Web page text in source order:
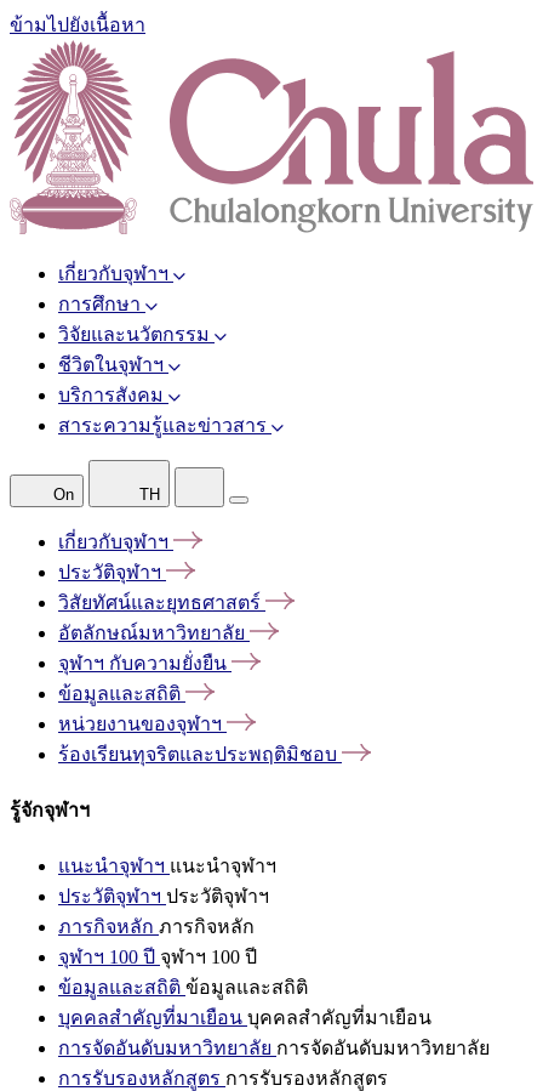
ข้ามไปยังเนื้อหา
เกี่ยวกับจุฬาฯ
การศึกษา
วิจัยและนวัตกรรม
ชีวิตในจุฬาฯ
บริการสังคม
สาระความรู้และข่าวสาร
On TH
เกี่ยวกับจุฬาฯ
ประวัติจุฬาฯ
วิสัยทัศน์และยุทธศาสตร์
อัตลักษณ์มหาวิทยาลัย
จุฬาฯ กับความยั่งยืน
ข้อมูลและสถิติ
หน่วยงานของจุฬาฯ
ร้องเรียนทุจริตและประพฤติมิชอบ
รู้จักจุฬาฯ
แนะนำจุฬาฯ แนะนำจุฬาฯ
ประวัติจุฬาฯ ประวัติจุฬาฯ
ภารกิจหลัก ภารกิจหลัก
จุฬาฯ 100 ปี จุฬาฯ 100 ปี
ข้อมูลและสถิติ ข้อมูลและสถิติ
บุคคลสำคัญที่มาเยือน บุคคลสำคัญที่มาเยือน
การจัดอันดับมหาวิทยาลัย การจัดอันดับมหาวิทยาลัย
การรับรองหลักสูตร การรับรองหลักสูตร